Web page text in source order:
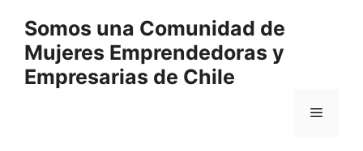
содержимому
Somos una Comunidad de
Mujeres Emprendedoras y
Empresarias de Chile
Меню